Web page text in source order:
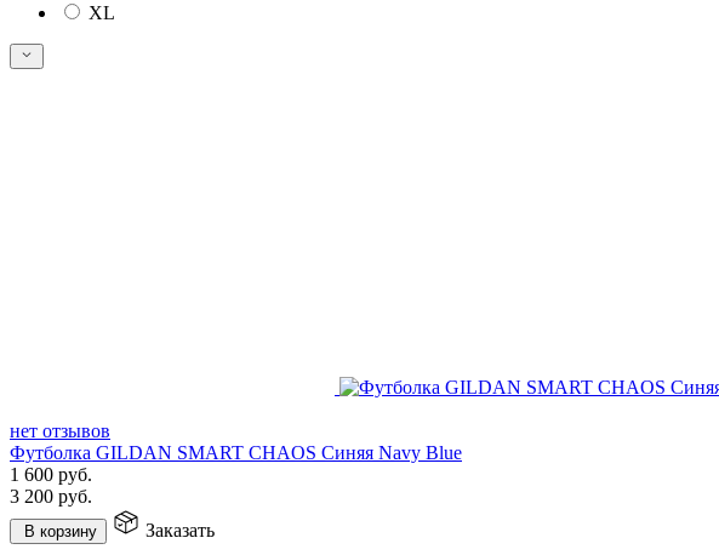
XL
нет отзывов
Футболка GILDAN SMART CHAOS Синяя Navy Blue
1 600 руб.
3 200 руб.
В корзину Заказать